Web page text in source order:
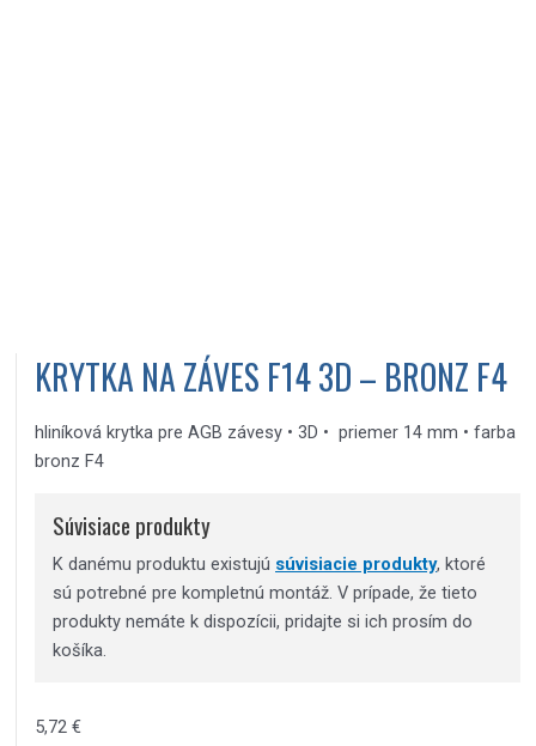
KRYTKA NA ZÁVES F14 3D – BRONZ F4
hliníková krytka pre AGB závesy • 3D • priemer 14 mm • farba
bronz F4
Súvisiace produkty
K danému produktu existujú súvisiacie produkty, ktoré
sú potrebné pre kompletnú montáž. V prípade, že tieto
produkty nemáte k dispozícii, pridajte si ich prosím do
košíka.
5,72 €